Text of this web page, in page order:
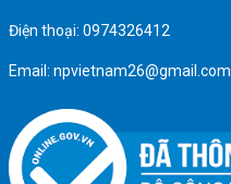
Điện thoại: 0974326412
Email: npvietnam26@gmail.com